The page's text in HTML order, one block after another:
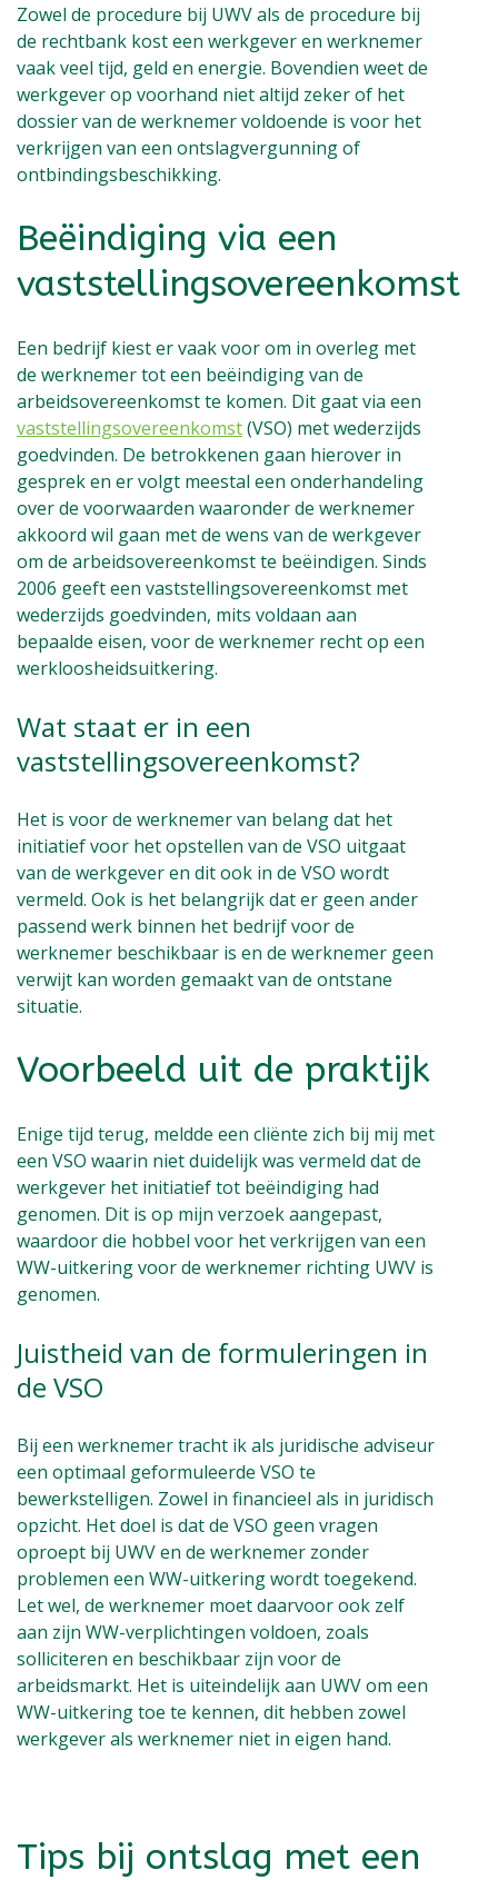
Zowel de procedure bij UWV als de procedure bij
de rechtbank kost een werkgever en werknemer
vaak veel tijd, geld en energie. Bovendien weet de
werkgever op voorhand niet altijd zeker of het
dossier van de werknemer voldoende is voor het
verkrijgen van een ontslagvergunning of
ontbindingsbeschikking.
Beëindiging via een
vaststellingsovereenkomst
Een bedrijf kiest er vaak voor om in overleg met
de werknemer tot een beëindiging van de
arbeidsovereenkomst te komen. Dit gaat via een
vaststellingsovereenkomst(VSO) met wederzijds
goedvinden. De betrokkenen gaan hierover in
gesprek en er volgt meestal een onderhandeling
over de voorwaarden waaronder de werknemer
akkoord wil gaan met de wens van de werkgever
om de arbeidsovereenkomst te beëindigen. Sinds
2006 geeft een vaststellingsovereenkomst met
wederzijds goedvinden, mits voldaan aan
bepaalde eisen, voor de werknemer recht op een
werkloosheidsuitkering.
Wat staat er in een
vaststellingsovereenkomst?
Het is voor de werknemer van belang dat het
initiatief voor het opstellen van de VSO uitgaat
van de werkgever en dit ook in de VSO wordt
vermeld. Ook is het belangrijk dat er geen ander
passend werk binnen het bedrijf voor de
werknemer beschikbaar is en de werknemer geen
verwijt kan worden gemaakt van de ontstane
situatie.
Voorbeeld uit de praktijk
Enige tijd terug, meldde een cliënte zich bij mij met
een VSO waarin niet duidelijk was vermeld dat de
werkgever het initiatief tot beëindiging had
genomen. Dit is op mijn verzoek aangepast,
waardoor die hobbel voor het verkrijgen van een
WW-uitkering voor de werknemer richting UWV is
genomen.
Juistheid van de formuleringen in
de VSO
Bij een werknemer tracht ik als juridische adviseur
een optimaal geformuleerde VSO te
bewerkstelligen. Zowel in financieel als in juridisch
opzicht. Het doel is dat de VSO geen vragen
oproept bij UWV en de werknemer zonder
problemen een WW-uitkering wordt toegekend.
Let wel, de werknemer moet daarvoor ook zelf
aan zijn WW-verplichtingen voldoen, zoals
solliciteren en beschikbaar zijn voor de
arbeidsmarkt. Het is uiteindelijk aan UWV om een
WW-uitkering toe te kennen, dit hebben zowel
werkgever als werknemer niet in eigen hand.
Tips bij ontslag met een